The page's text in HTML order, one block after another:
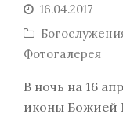
16.04.2017
Фотогалерея
В ночь на 16
иконы Божией